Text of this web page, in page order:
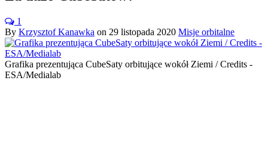
1
By Krzysztof Kanawka on 29 listopada 2020 Misje orbitalne
Grafika prezentująca CubeSaty orbitujące wokół Ziemi / Credits -
ESA/Medialab